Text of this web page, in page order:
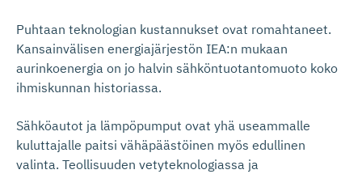
Puhtaan teknologian kustannukset ovat romahtaneet.
Kansainvälisen energiajärjestön IEA:n mukaan
aurinkoenergia on jo halvin sähköntuotantomuoto koko
ihmiskunnan historiassa.
Sähköautot ja lämpöpumput ovat yhä useammalle
kuluttajalle paitsi vähäpäästöinen myös edullinen
valinta. Teollisuuden vetyteknologiassa ja